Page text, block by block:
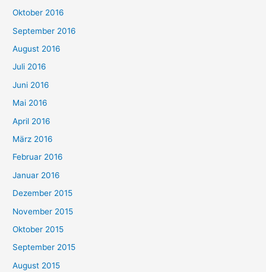
Oktober 2016
September 2016
August 2016
Juli 2016
Juni 2016
Mai 2016
April 2016
März 2016
Februar 2016
Januar 2016
Dezember 2015
November 2015
Oktober 2015
September 2015
August 2015